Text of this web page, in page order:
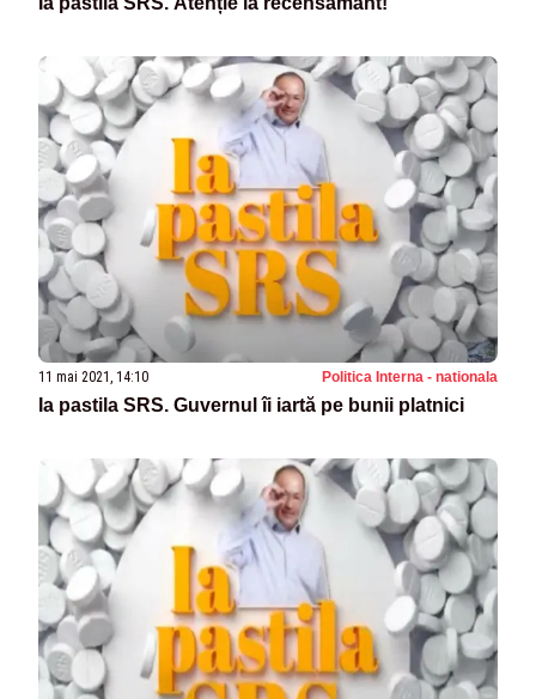
11 mai 2021, 14:10 Politica Interna - nationala
Ia pastila SRS. Guvernul îi iartă pe bunii platnici